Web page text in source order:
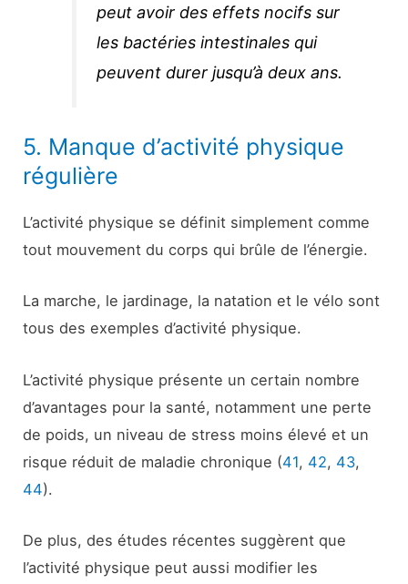
peut avoir des effets nocifs sur
les bactéries intestinales qui
peuvent durer jusqu’à deux ans.
5. Manque d’activité physique
régulière
L’activité physique se définit simplement comme
tout mouvement du corps qui brûle de l’énergie.
La marche, le jardinage, la natation et le vélo sont
tous des exemples d’activité physique.
L’activité physique présente un certain nombre
d’avantages pour la santé, notamment une perte
de poids, un niveau de stress moins élevé et un
risque réduit de maladie chronique (41, 42, 43,
44).
De plus, des études récentes suggèrent que
l’activité physique peut aussi modifier les